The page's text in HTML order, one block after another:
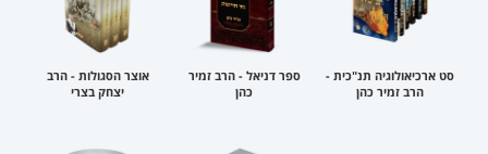
סט ארכיאולוגיה תנ"כית -
הרב זמיר כהן
ספר דניאל - הרב זמיר
כהן
אוצר הסגולות - הרב
יצחק בצרי